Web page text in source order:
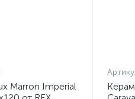
Marron Imperial